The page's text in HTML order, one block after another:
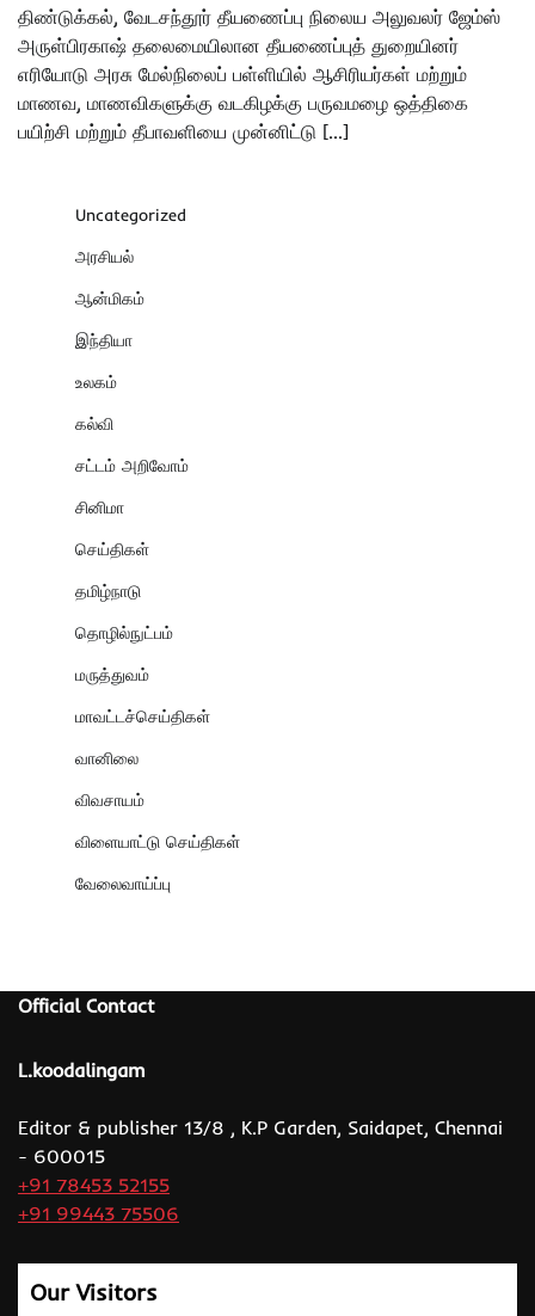
திண்டுக்கல், வேடசந்தூர் தீயணைப்பு நிலைய அலுவலர் ஜேம்ஸ்
அருள்பிரகாஷ் தலைமையிலான தீயணைப்புத் துறையினர்
எரியோடு அரசு மேல்நிலைப் பள்ளியில் ஆசிரியர்கள் மற்றும்
மாணவ, மாணவிகளுக்கு வடகிழக்கு பருவமழை ஒத்திகை
பயிற்சி மற்றும் தீபாவளியை முன்னிட்டு […]
Uncategorized
அரசியல்
ஆன்மிகம்
இந்தியா
உலகம்
கல்வி
சட்டம் அறிவோம்
சினிமா
செய்திகள்
தமிழ்நாடு
தொழில்நுட்பம்
மருத்துவம்
மாவட்டச்செய்திகள்
வானிலை
விவசாயம்
விளையாட்டு செய்திகள்
வேலைவாய்ப்பு
Official Contact
L.koodalingam
Editor & publisher 13/8 , K.P Garden, Saidapet, Chennai
- 600015
+91 78453 52155
+91 99443 75506
Our Visitors